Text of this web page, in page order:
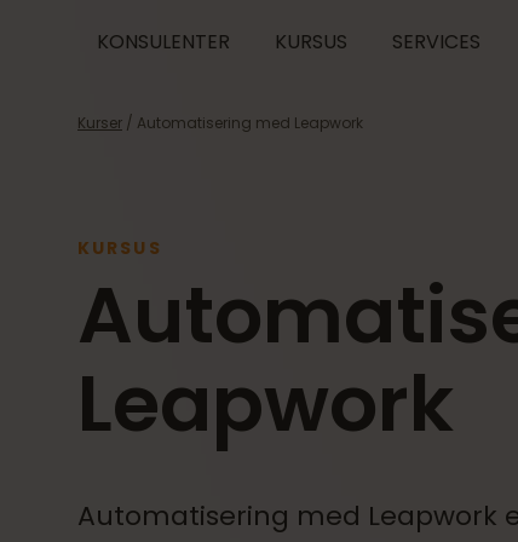
KONSULENTER KURSUS SERVICES
Kurser / Automatisering med Leapwork
KURSUS
Leapwork
Automatisering med Leapwork